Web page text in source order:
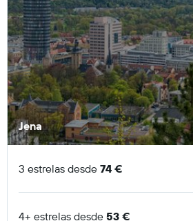
Jena
3 estrelas desde 74 €
4+ estrelas desde 53 €